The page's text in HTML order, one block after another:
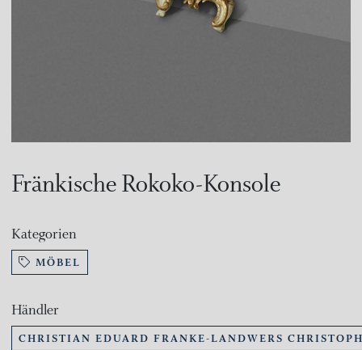
Fränkische Rokoko-Konsole
Kategorien
MÖBEL
Händler
CHRISTIAN EDUARD FRANKE-LANDWERS